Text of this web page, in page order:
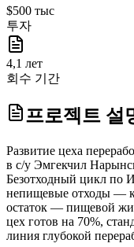
$500 тыс
투자
4,1 лет
회수 기간
프로젝트 설
Развитие цеха
в с/у Эмгекчил
Безотходный цикл
непищевые отходы —
остаток — пищевой
цех готов на 70%,
линия глубокой